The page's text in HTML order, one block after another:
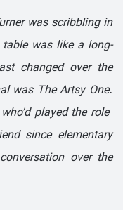
was scribbling in
table was like a long­
changed over the
was The Artsy One.
played the role
since elementary
over the